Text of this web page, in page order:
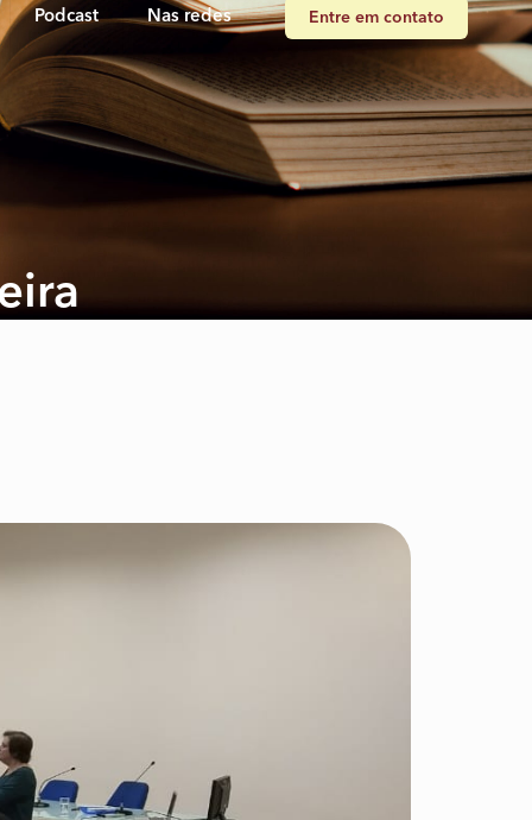
Podcast Nas redes Entre em contato